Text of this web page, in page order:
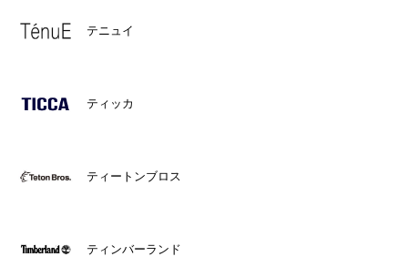
テニュイ
ティッカ
ティートンブロス
ティンバーランド